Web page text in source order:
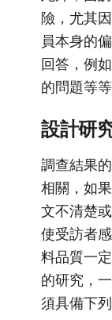
險，尤其
員本身的
回答，例
的問題等等
設計研
調查結果
相關，如
文不清楚
使受訪者
料品質一
的研究，
須具備下